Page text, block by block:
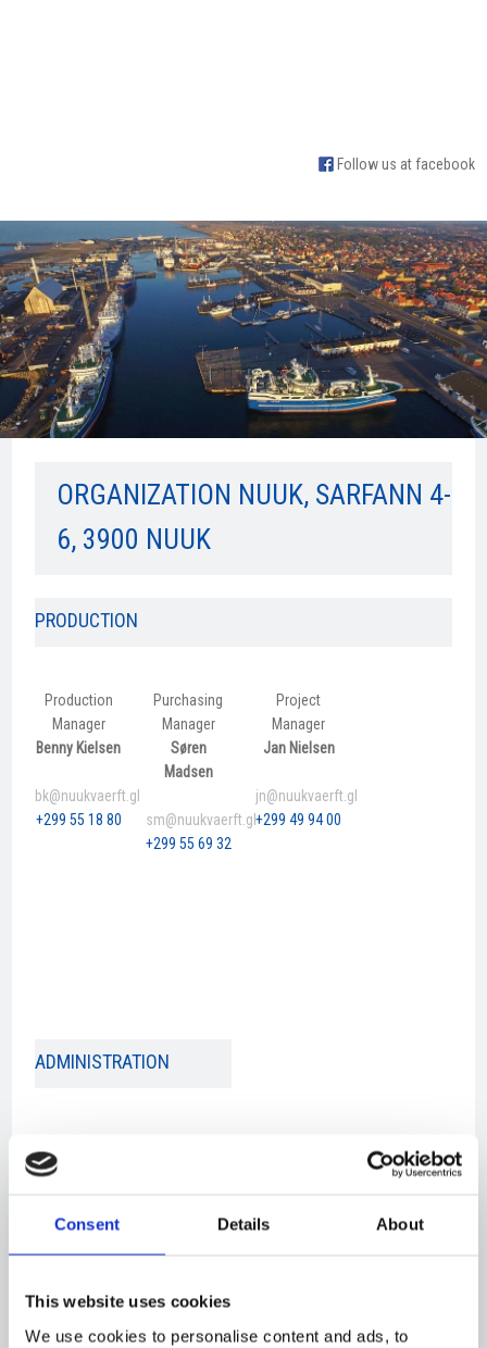
Consent Details About
This website uses cookies
We use cookies to personalise content and ads, to
Follow us at facebook
ORGANIZATION NUUK, SARFANN 4-
6, 3900 NUUK
​​PRODUCTION
Production
Manager
Benny Kielsen
bk@nuukvaerft.gl
+299 55 18 80​
Purchasing
Manager
​Søren
Madsen
sm@nuukvaerft.gl
+299 55 69 32
Project
Manager
​Jan Nielsen
jn@nuukvaerft.gl
+299 49 94 00
ADMINISTRATION​
Manager
dj@nuukvaerft.gl lf@nuukvaerft.gl